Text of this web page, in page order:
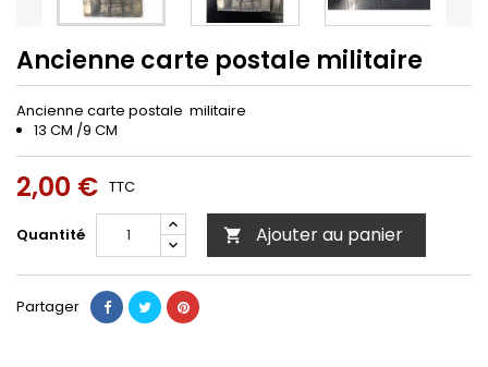
Ancienne carte postale militaire
Ancienne carte postale militaire
13 CM /9 CM
2,00 € TTC
Quantité  Ajouter au panier
Partager